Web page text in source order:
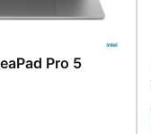
Pro 5